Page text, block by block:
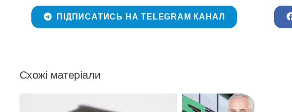
ПІДПИСАТИСЬ НА TELEGRAM КАНАЛ
Схожі матеріали